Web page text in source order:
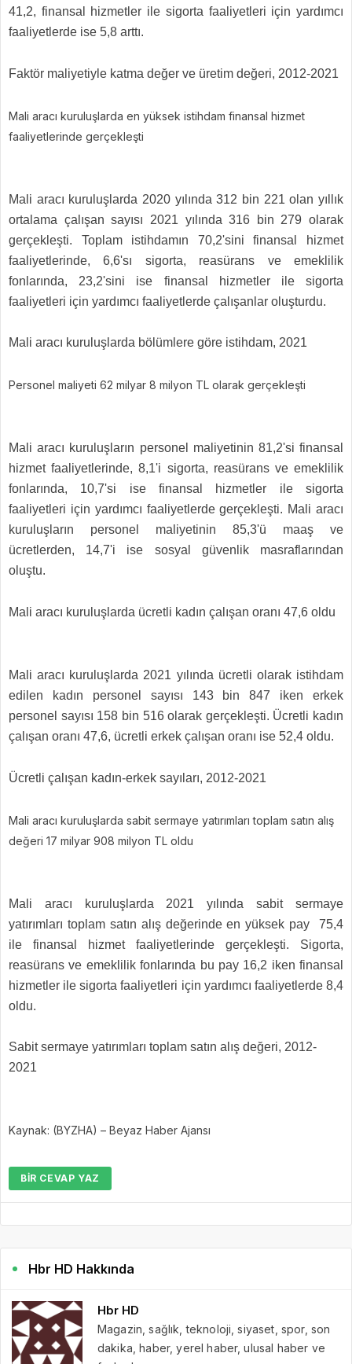
41,2, finansal hizmetler ile sigorta faaliyetleri için yardımcı
faaliyetlerde ise 5,8 arttı.
Faktör maliyetiyle katma değer ve üretim değeri, 2012-2021
Mali aracı kuruluşlarda en yüksek istihdam finansal hizmet
faaliyetlerinde gerçekleşti
Mali aracı kuruluşlarda 2020 yılında 312 bin 221 olan yıllık
ortalama çalışan sayısı 2021 yılında 316 bin 279 olarak
gerçekleşti. Toplam istihdamın 70,2'sini finansal hizmet
faaliyetlerinde, 6,6'sı sigorta, reasürans ve emeklilik
fonlarında, 23,2'sini ise finansal hizmetler ile sigorta
faaliyetleri için yardımcı faaliyetlerde çalışanlar oluşturdu.
Mali aracı kuruluşlarda bölümlere göre istihdam, 2021
Personel maliyeti 62 milyar 8 milyon TL olarak gerçekleşti
Mali aracı kuruluşların personel maliyetinin 81,2'si finansal
hizmet faaliyetlerinde, 8,1'i sigorta, reasürans ve emeklilik
fonlarında, 10,7'si ise finansal hizmetler ile sigorta
faaliyetleri için yardımcı faaliyetlerde gerçekleşti. Mali aracı
kuruluşların personel maliyetinin 85,3'ü maaş ve
ücretlerden, 14,7'i ise sosyal güvenlik masraflarından
oluştu.
Mali aracı kuruluşlarda ücretli kadın çalışan oranı 47,6 oldu
Mali aracı kuruluşlarda 2021 yılında ücretli olarak istihdam
edilen kadın personel sayısı 143 bin 847 iken erkek
personel sayısı 158 bin 516 olarak gerçekleşti. Ücretli kadın
çalışan oranı 47,6, ücretli erkek çalışan oranı ise 52,4 oldu.
Ücretli çalışan kadın-erkek sayıları, 2012-2021
Mali aracı kuruluşlarda sabit sermaye yatırımları toplam satın alış
değeri 17 milyar 908 milyon TL oldu
Mali aracı kuruluşlarda 2021 yılında sabit sermaye
yatırımları toplam satın alış değerinde en yüksek pay 75,4
ile finansal hizmet faaliyetlerinde gerçekleşti. Sigorta,
reasürans ve emeklilik fonlarında bu pay 16,2 iken finansal
hizmetler ile sigorta faaliyetleri için yardımcı faaliyetlerde 8,4
oldu.
Sabit sermaye yatırımları toplam satın alış değeri, 2012-
2021
Kaynak: (BYZHA) – Beyaz Haber Ajansı
BIR CEVAP YAZ
Hbr HD Hakkında
Hbr HD
Magazin, sağlık, teknoloji, siyaset, spor, son
dakika, haber, yerel haber, ulusal haber ve